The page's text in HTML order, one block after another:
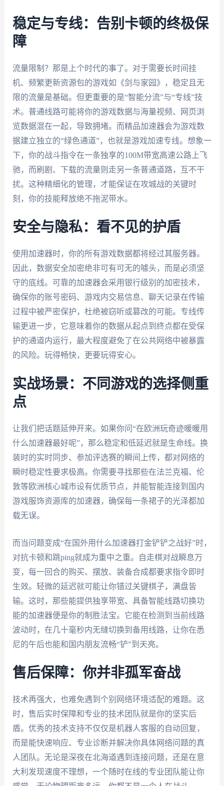
稳定与专线：告别卡顿的终极保
障
流量限制？那是上个时代的事了。对于需要长时间挂
机、频繁更新资源包的游戏如《剑与家园》，稳定且无
限的流量是基础。但更重要的是“智能分流”与“专线”技
术。普通线路可能将你的游戏数据与海量视频、网页浏
览数据混在一起，导致拥堵。而精品加速器会为游戏数
据建立独立的“绿色通道”，也就是游戏加速专线。想象一
下，你的战斗指令在一条独享的100M带宽高速公路上飞
驰，而刷剧、下载的流量则走另一条普通道路，互不干
扰。这种精细化的管理，才能保证在攻城战的关键时
刻，你的技能释放绝不拖泥带水。
安全与隐私：看不见的护盾
使用加速器时，你的所有游戏数据都将经过其服务器。
因此，数据安全加密绝非可有可无的噱头，而是必须坚
守的底线。可靠的加速器会采用银行级别的加密技术，
确保你的账号密码、游戏内交易信息、聊天记录在传输
过程中被严密保护，杜绝被窃听或篡改的可能。专线传
输更进一步，它意味着你的数据从起点到终点都在受保
护的通道内运行，最大程度避免了在公共网络中被暴露
的风险。玩得畅快，更要玩得安心。
实战场景：不同游戏的选择侧重
点
让我们把话题延伸开来。如果你问“在欧洲玩奇迹暖暖用
什么加速器最好呢”，那么稳定和低延迟就是生命线。换
装时的实时同步、参加评选赛的瞬间上传，都对网络的
瞬时稳定性要求极高。你需要寻找那些在法兰克福、伦
敦等欧洲核心城市设有优质节点，并能智能连接到国内
游戏服饰资源库的加速器，确保每一条裙子的光泽都加
载无误。
而当问题变成“在国外用什么加速器打金铲铲之战好”时，
对抗卡顿和跳ping就成为重中之重。自走棋对战瞬息万
变，每一回合的购买、摆放、装备合成都要求指令即时
生效。轻微的延迟就可能让你错过关键棋子，满盘皆
输。这时，那些能提供独享带宽、具备智能线路切换功
能的加速器便是你的制胜法宝。它能在检测到当前线路
波动时，在几十毫秒内无缝切换到备用线路，让你在悉
尼的午后也能和国内朋友流畅“铲”到天亮。
售后保障：你并非孤军奋战
技术再强大，也难免遇到个别网络环境适配的难题。这
时，售后实时保障和专业的技术团队就是你的坚实后
盾。优秀的技术支持不仅仅是机器人客服的自动回复，
而是能快速响应、专业诊断并解决你具体网络问题的真
人团队。无论是深夜在北海道遇到连接问题，还是在意
大利发现速度不理想，一个随时在线的专业团队能让你